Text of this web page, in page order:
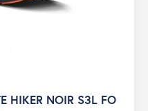
HIKER NOIR S3L FO